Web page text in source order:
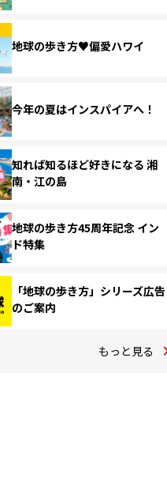
地球の歩き方♥偏愛ハワイ
今年の夏はインスパイアへ！
知れば知るほど好きになる 湘
南・江の島
地球の歩き方45周年記念 イン
ド特集
「地球の歩き方」シリーズ広告
のご案内
もっと見る